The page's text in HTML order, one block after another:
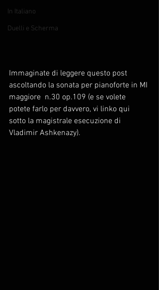
In Italiano
Duelli e Scherma
Immaginate di leggere questo post
ascoltando la sonata per pianoforte in MI
maggiore  n.30 op.109 (e se volete
potete farlo per davvero, vi linko qui
sotto la magistrale esecuzione di
Vladimir Ashkenazy).